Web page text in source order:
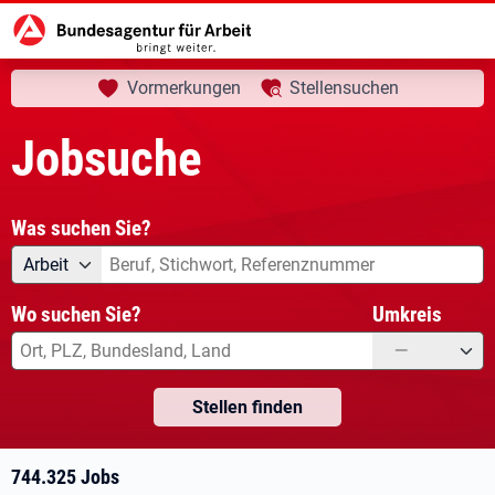
Startseite Jobsuche aktuelle Seite:
Ihre Suche
Vormerkungen Stellensuchen
Jobsuche
Was suchen Sie?
Angebotsart
Arbeit Was suchen Sie?
Wo suchen Sie? Umkreis
—
Stellen finden
744.325 Jobs